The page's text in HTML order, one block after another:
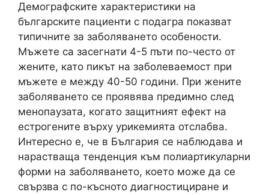
Демографските характеристики на
българските пациенти с подагра показват
типичните за заболяването особености.
Мъжете са засегнати 4-5 пъти по-често от
жените, като пикът на заболеваемост при
мъжете е между 40-50 години. При жените
заболяването се проявява предимно след
менопаузата, когато защитният ефект на
естрогените върху урикемията отслабва.
Интересно е, че в България се наблюдава и
нарастваща тенденция към полиартикуларни
форми на заболяването, което може да се
свързва с по-късното диагностициране и